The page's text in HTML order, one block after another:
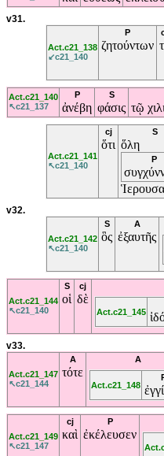
v31.
Act.c21_138
↙c21_140
P
ζητούντων
Act.c21_140
↖c21_137
P
ἀνέβη
S
φάσις τῷ
Act.c21_141
↖c21_140
cj
ὅτι
S
ὅλη
P
v32.
Act.c21_142
↖c21_140
S
ὃς
A
ἐξαυτῆς
Act.c21_144
↖c21_140
S
οἱ
cj
δὲ
Act.c21_145
v33.
Act.c21_147
↖c21_144
A
τότε
A
Act.c21_148
Act.c21_149
↖c21_147
cj
καὶ
P
ἐκέλευσεν